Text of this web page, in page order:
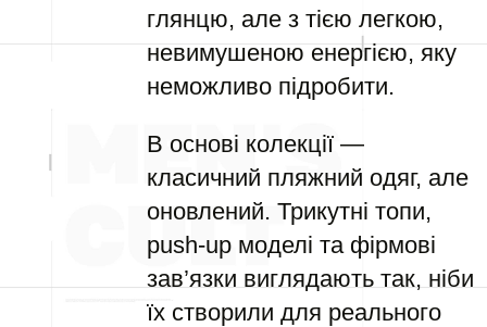
глянцю, але з тією легкою,
невимушеною енергією, яку
неможливо підробити.
В основі колекції —
класичний пляжний одяг, але
оновлений. Трикутні топи,
push-up моделі та фірмові
зав’язки виглядають так, ніби
їх створили для реального